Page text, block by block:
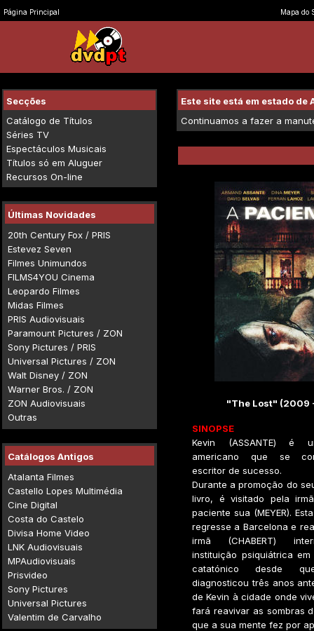
Página Principal Mapa do
Secções
Catálogo de Títulos
Séries TV
Espectáculos Musicais
Títulos só em Aluguer
Recursos On-line
Últimas Novidades
20th Century Fox / PRIS
Estevez Seven
Filmes Unimundos
FILMS4YOU Cinema
Leopardo Filmes
Midas Filmes
PRIS Audiovisuais
Paramount Pictures / ZON
Sony Pictures / PRIS
Universal Pictures / ZON
Walt Disney / ZON
Warner Bros. / ZON
ZON Audiovisuais
Outras
Catálogos Antigos
Atalanta Filmes
Castello Lopes Multimédia
Cine Digital
Costa do Castelo
Divisa Home Video
LNK Audiovisuais
MPAudiovisuais
Prisvideo
Sony Pictures
Universal Pictures
Valentim de Carvalho
Este site está em estado de
Continuamos a fazer a
"The Lost" (2009
SINOPSE
Kevin (ASSANTE) é
americano que se
escritor de sucesso.
Durante a promoção do
livro, é visitado pela
paciente sua (MEYER).
regresse a Barcelona e
irmã (CHABERT)
instituição psiquiátrica
catatónico desde
diagnosticou três anos
de Kevin à cidade onde
fará reavivar as sombras
que a sua mente fez por